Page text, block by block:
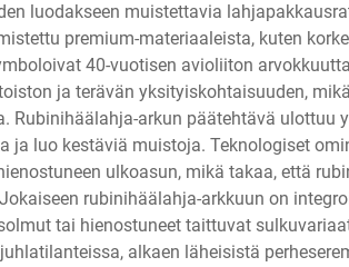
luodakseen muistettavia
premium-materiaaleista, kuten
40-vuotisen avioliiton
ja terävän yksityiskohtaisuuden,
Rubinihäälahja-arkun päätehtävä ulottuu
luo kestäviä muistoja. Teknologiset
ulkoasun, mikä takaa, että
rubinihäälahja-arkkuun on
tai hienostuneet taittuvat
alkaen läheisistä